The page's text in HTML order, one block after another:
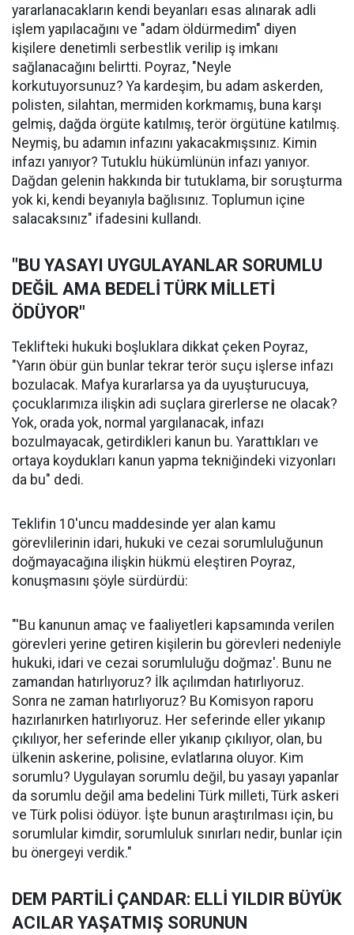
yararlanacakların kendi beyanları esas alınarak adli
işlem yapılacağını ve "adam öldürmedim" diyen
kişilere denetimli serbestlik verilip iş imkanı
sağlanacağını belirtti. Poyraz, "Neyle
korkutuyorsunuz? Ya kardeşim, bu adam askerden,
polisten, silahtan, mermiden korkmamış, buna karşı
gelmiş, dağda örgüte katılmış, terör örgütüne katılmış.
Neymiş, bu adamın infazını yakacakmışsınız. Kimin
infazı yanıyor? Tutuklu hükümlünün infazı yanıyor.
Dağdan gelenin hakkında bir tutuklama, bir soruşturma
yok ki, kendi beyanıyla bağlısınız. Toplumun içine
salacaksınız" ifadesini kullandı.
"BU YASAYI UYGULAYANLAR SORUMLU
DEĞİL AMA BEDELİ TÜRK MİLLETİ
ÖDÜYOR"
Teklifteki hukuki boşluklara dikkat çeken Poyraz,
"Yarın öbür gün bunlar tekrar terör suçu işlerse infazı
bozulacak. Mafya kurarlarsa ya da uyuşturucuya,
çocuklarımıza ilişkin adi suçlara girerlerse ne olacak?
Yok, orada yok, normal yargılanacak, infazı
bozulmayacak, getirdikleri kanun bu. Yarattıkları ve
ortaya koydukları kanun yapma tekniğindeki vizyonları
da bu" dedi.
Teklifin 10'uncu maddesinde yer alan kamu
görevlilerinin idari, hukuki ve cezai sorumluluğunun
doğmayacağına ilişkin hükmü eleştiren Poyraz,
konuşmasını şöyle sürdürdü:
"'Bu kanunun amaç ve faaliyetleri kapsamında verilen
görevleri yerine getiren kişilerin bu görevleri nedeniyle
hukuki, idari ve cezai sorumluluğu doğmaz'. Bunu ne
zamandan hatırlıyoruz? İlk açılımdan hatırlıyoruz.
Sonra ne zaman hatırlıyoruz? Bu Komisyon raporu
hazırlanırken hatırlıyoruz. Her seferinde eller yıkanıp
çıkılıyor, her seferinde eller yıkanıp çıkılıyor, olan, bu
ülkenin askerine, polisine, evlatlarına oluyor. Kim
sorumlu? Uygulayan sorumlu değil, bu yasayı yapanlar
da sorumlu değil ama bedelini Türk milleti, Türk askeri
ve Türk polisi ödüyor. İşte bunun araştırılması için, bu
sorumlular kimdir, sorumluluk sınırları nedir, bunlar için
bu önergeyi verdik."
DEM PARTİLİ ÇANDAR: ELLİ YILDIR BÜYÜK
ACILAR YAŞATMIŞ SORUNUN